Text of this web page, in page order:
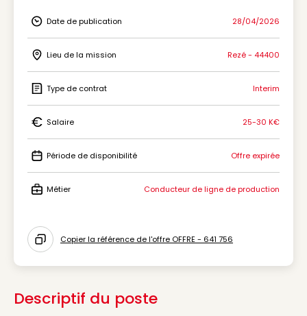
Icon Date de publication
Date de publication 28/04/2026
Icon Lieu de la mission
Lieu de la mission Rezé - 44400
Icon Type de contrat
Type de contrat Interim
Icon Salaire
Salaire 25-30 K€
Icon Période de disponibilité
Période de disponibilité Offre expirée
Métier Conducteur de ligne de production
Icon copy to clipboard
Copier la référence de l'offre OFFRE - 641 756
Descriptif du poste